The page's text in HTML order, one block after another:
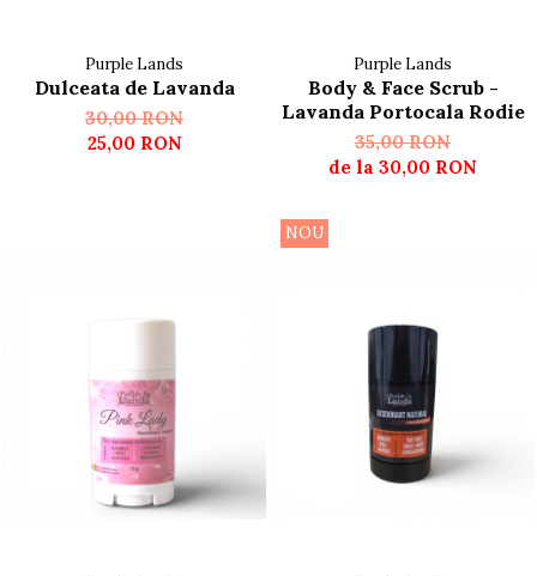
Purple Lands
Dulceata de Lavanda
30,00 RON
25,00 RON
Purple Lands
Body & Face Scrub -
Lavanda Portocala Rodie
35,00 RON
de la 30,00 RON
NOU